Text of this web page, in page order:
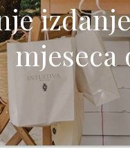
mjeseca